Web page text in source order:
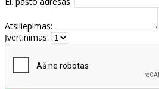
Atsiliepimas:
Įvertinimas: